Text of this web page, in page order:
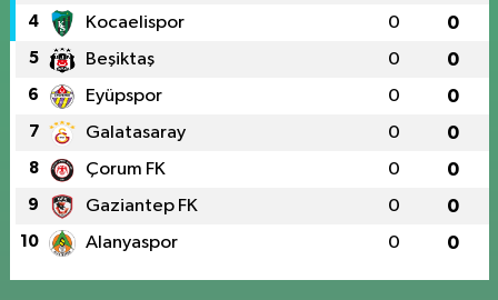
4 Kocaelispor 0 0
5 Beşiktaş 0 0
6 Eyüpspor 0 0
7 Galatasaray 0 0
8 Çorum FK 0 0
9 Gaziantep FK 0 0
10 Alanyaspor 0 0